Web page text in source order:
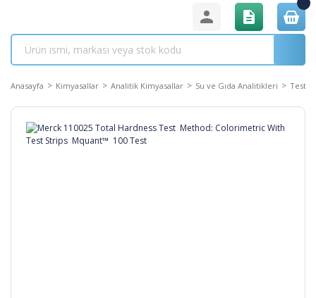
Anasayfa Kimyasallar Analitik Kimyasallar Su ve Gıda Analitikleri Test